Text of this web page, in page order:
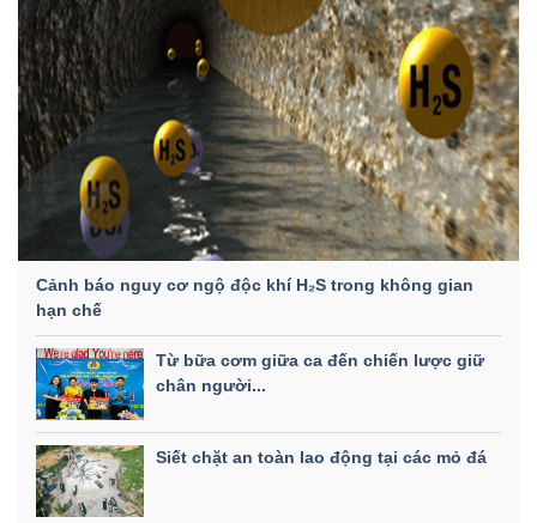
Cảnh báo nguy cơ ngộ độc khí H₂S trong không gian
hạn chế
Từ bữa cơm giữa ca đến chiến lược giữ
chân người...
Siết chặt an toàn lao động tại các mỏ đá